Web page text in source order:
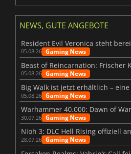
NEWS, GUTE ANGEBOTE
05.08.26 Gaming News
05.08.26 Gaming News
05.08.26 Gaming News
30.07.26 Gaming News
Nioh 3: DLC Hell Rising offiziell
28.07.26 Gaming News